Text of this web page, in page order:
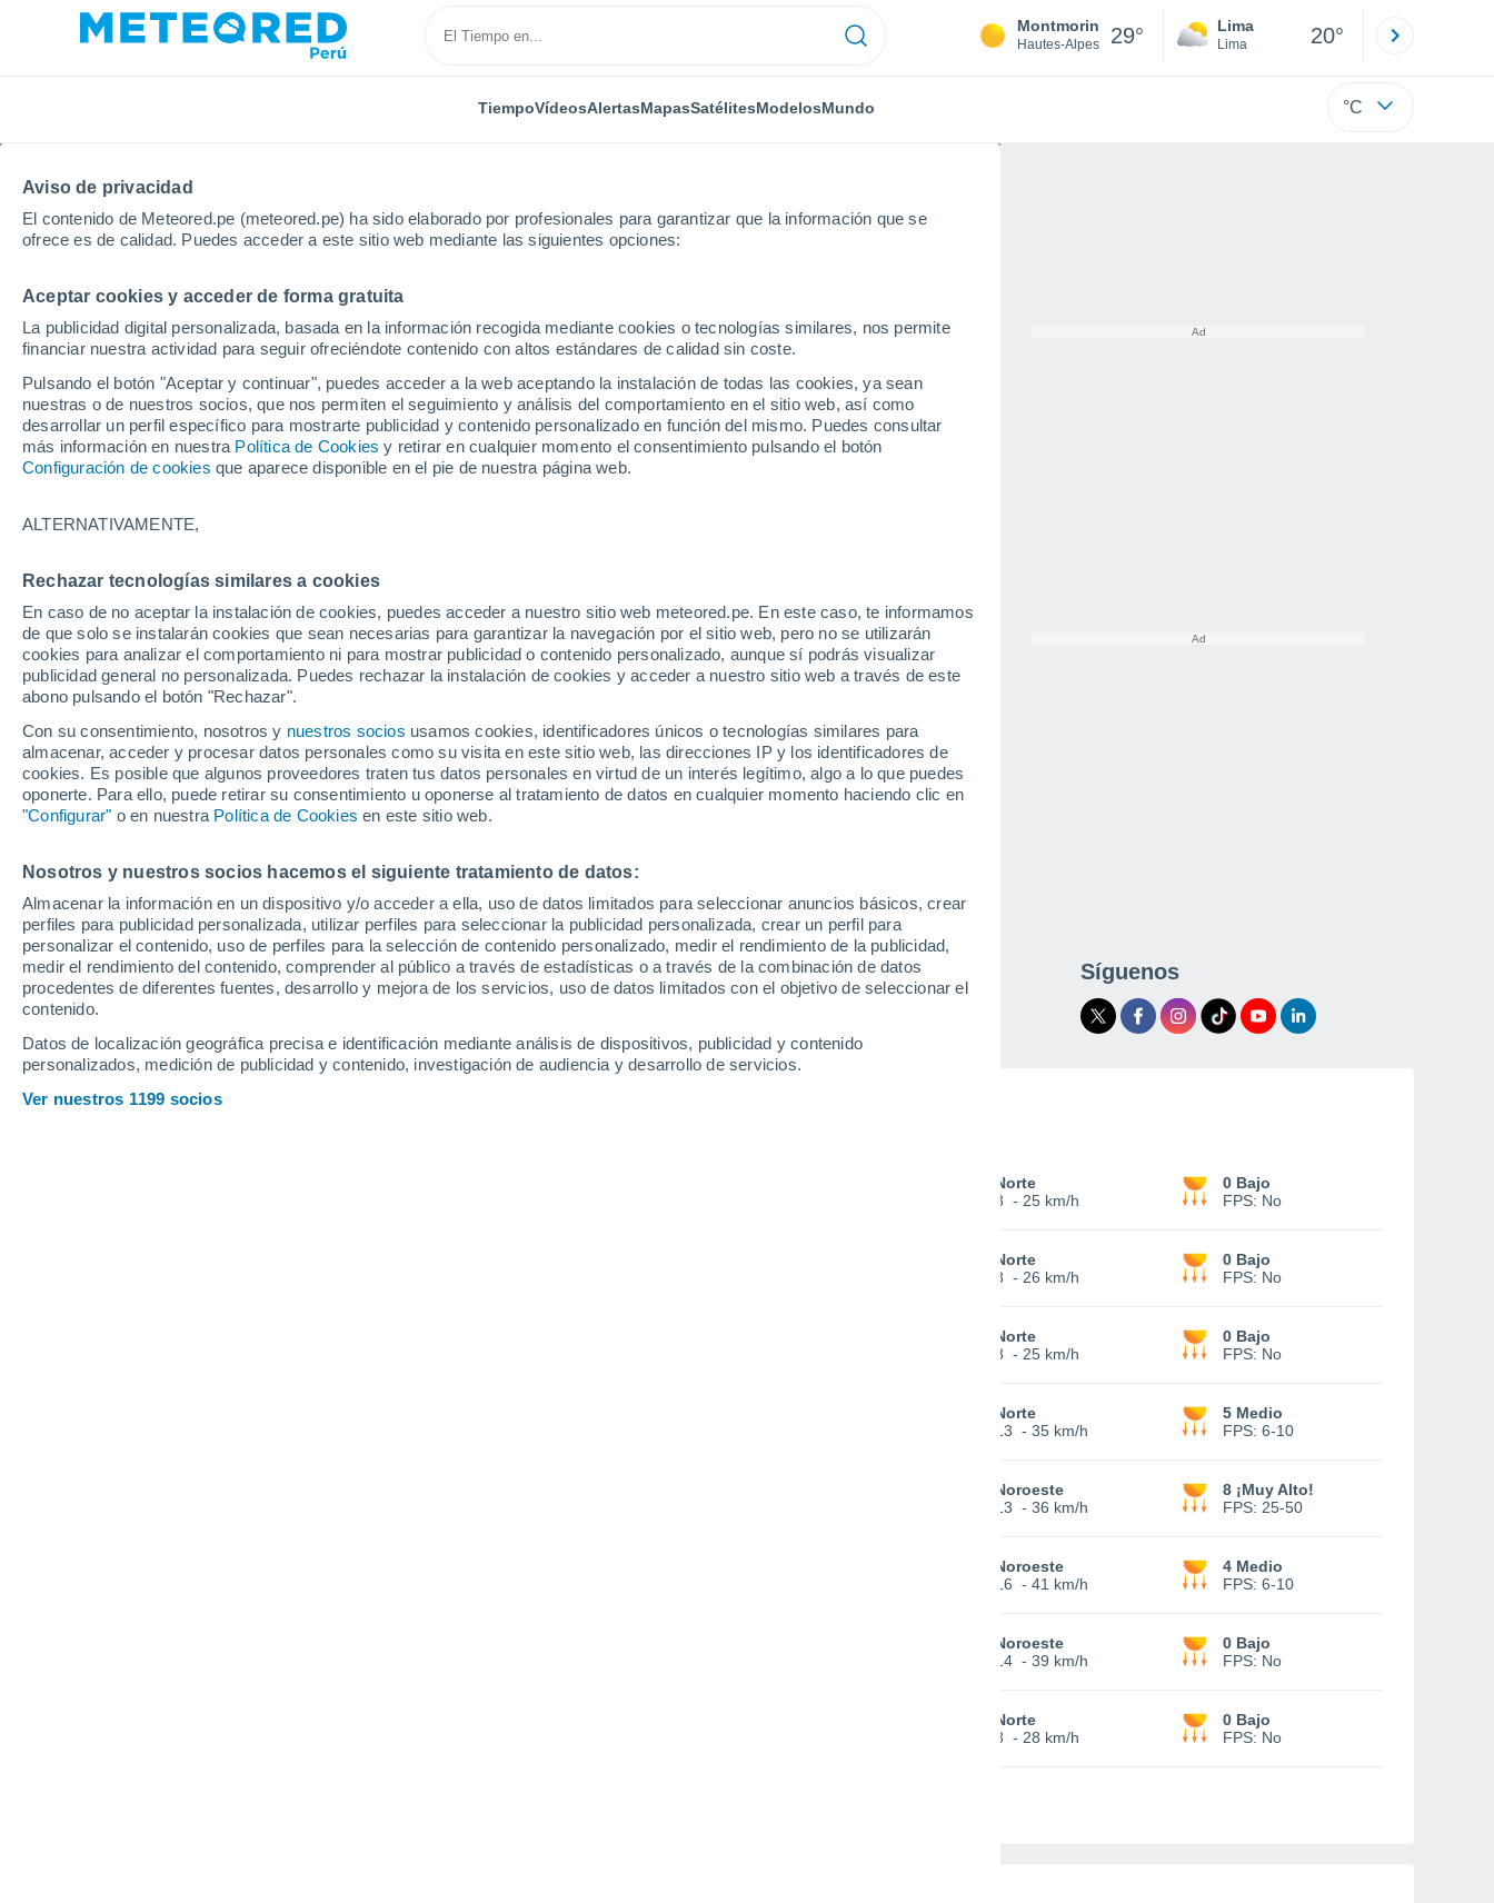
Aviso de privacidad
El contenido de Meteored.pe (meteored.pe) ha sido elaborado por profesionales para garantizar que la información que se
ofrece es de calidad. Puedes acceder a este sitio web mediante las siguientes opciones:
Aceptar cookies y acceder de forma gratuita
La publicidad digital personalizada, basada en la información recogida mediante cookies o tecnologías similares, nos permite
financiar nuestra actividad para seguir ofreciéndote contenido con altos estándares de calidad sin coste.
Pulsando el botón "Aceptar y continuar", puedes acceder a la web aceptando la instalación de todas las cookies, ya sean
nuestras o de nuestros socios, que nos permiten el seguimiento y análisis del comportamiento en el sitio web, así como
desarrollar un perfil específico para mostrarte publicidad y contenido personalizado en función del mismo. Puedes consultar
más información en nuestra Política de Cookies y retirar en cualquier momento el consentimiento pulsando el botón
Configuración de cookies que aparece disponible en el pie de nuestra página web.
ALTERNATIVAMENTE,
Rechazar tecnologías similares a cookies
En caso de no aceptar la instalación de cookies, puedes acceder a nuestro sitio web meteored.pe. En este caso, te informamos
de que solo se instalarán cookies que sean necesarias para garantizar la navegación por el sitio web, pero no se utilizarán
cookies para analizar el comportamiento ni para mostrar publicidad o contenido personalizado, aunque sí podrás visualizar
publicidad general no personalizada. Puedes rechazar la instalación de cookies y acceder a nuestro sitio web a través de este
abono pulsando el botón "Rechazar".
Con su consentimiento, nosotros y nuestros socios usamos cookies, identificadores únicos o tecnologías similares para
almacenar, acceder y procesar datos personales como su visita en este sitio web, las direcciones IP y los identificadores de
cookies. Es posible que algunos proveedores traten tus datos personales en virtud de un interés legítimo, algo a lo que puedes
oponerte. Para ello, puede retirar su consentimiento u oponerse al tratamiento de datos en cualquier momento haciendo clic en
"Configurar" o en nuestra Política de Cookies en este sitio web.
Nosotros y nuestros socios hacemos el siguiente tratamiento de datos:
Almacenar la información en un dispositivo y/o acceder a ella, uso de datos limitados para seleccionar anuncios básicos, crear
perfiles para publicidad personalizada, utilizar perfiles para seleccionar la publicidad personalizada, crear un perfil para
personalizar el contenido, uso de perfiles para la selección de contenido personalizado, medir el rendimiento de la publicidad,
medir el rendimiento del contenido, comprender al público a través de estadísticas o a través de la combinación de datos
procedentes de diferentes fuentes, desarrollo y mejora de los servicios, uso de datos limitados con el objetivo de seleccionar el
contenido.
Datos de localización geográfica precisa e identificación mediante análisis de dispositivos, publicidad y contenido
personalizados, medición de publicidad y contenido, investigación de audiencia y desarrollo de servicios.
Ver nuestros 1199 socios
Montmorin
Hautes-Alpes 29° Lima
Lima 20°
TiempoVídeosAlertasMapasSatélitesModelosMundo °C
Inicio Francia Provenza-Alpes-Costa Azul
Tiempo en Montmorin por horas
Tiempo 1 - 7 días Por horas
Gráfica del tiempo por horas en Montmorin
SÍMBOLO TEMPERATURA
00 03 06 09 12 15 18 21 00 03 06 09 12 15 18 21 00 03 06 09 12 15 18 21 00
1.6
0.2
17°
27°
30° 30°
26°
17°
18°
28°
29° 28°
31°
27°
25°
Síguenos
La previsión del tiempo por horas en Montmorin
Norte
8 - 25 km/h
0 Bajo
FPS: No
Norte
8 - 26 km/h
0 Bajo
FPS: No
Norte
8 - 25 km/h
0 Bajo
FPS: No
Norte
13 - 35 km/h
5 Medio
FPS: 6-10
Noroeste
13 - 36 km/h
8 ¡Muy Alto!
FPS: 25-50
Noroeste
16 - 41 km/h
4 Medio
FPS: 6-10
Noroeste
14 - 39 km/h
0 Bajo
FPS: No
Norte
8 - 28 km/h
0 Bajo
FPS: No